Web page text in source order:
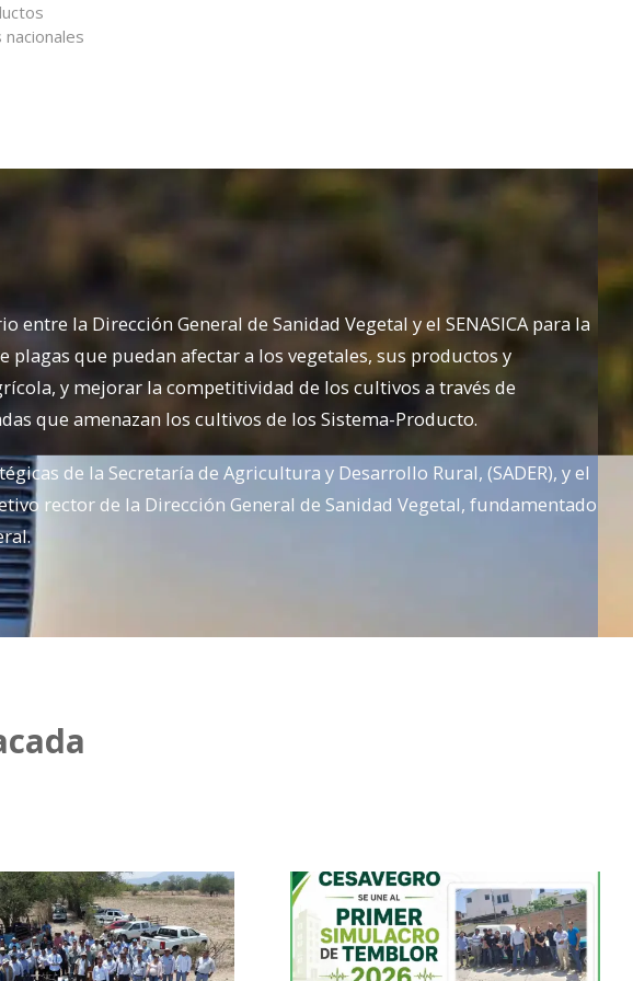
entre la Dirección General de Sanidad Vegetal y el SENASICA para la
que puedan afectar a los vegetales, sus productos y
y mejorar la competitividad de los cultivos a través de
que amenazan los cultivos de los Sistema-Producto.
de la Secretaría de Agricultura y Desarrollo Rural, (SADER), y el
rector de la Dirección General de Sanidad Vegetal, fundamentado